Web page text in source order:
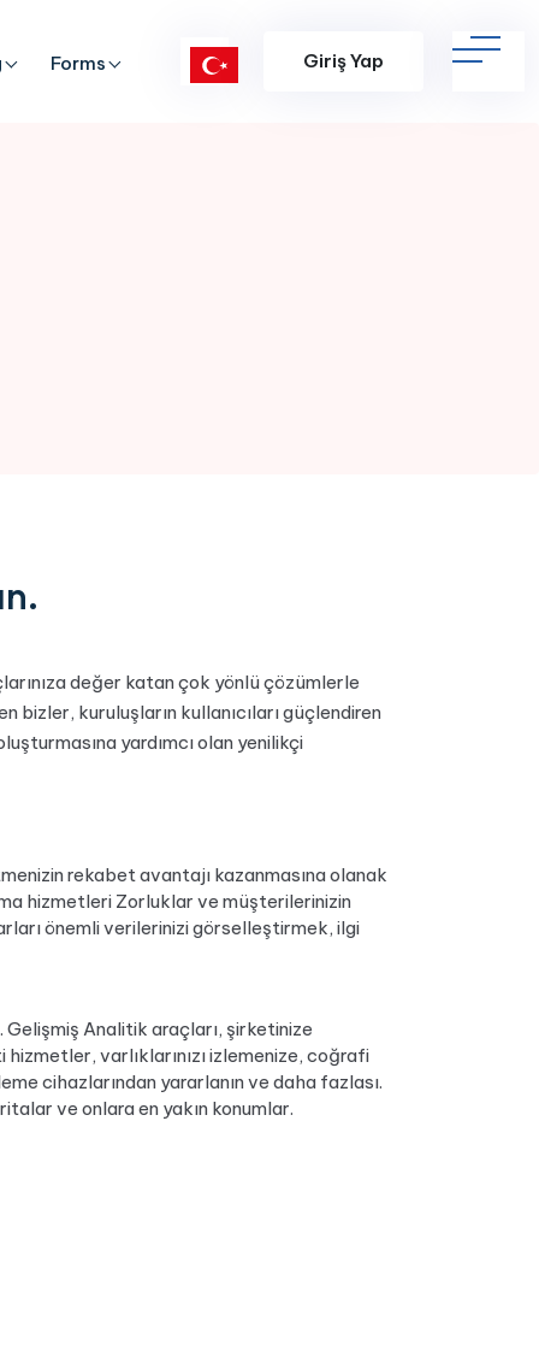
Forms Giriş Yap
değer katan çok yönlü çözümlerle
bizler, kuruluşların kullanıcıları güçlendiren
yardımcı olan yenilikçi
rekabet avantajı kazanmasına olanak
hizmetleri Zorluklar ve müşterilerinizin
önemli verilerinizi görselleştirmek, ilgi
Analitik araçları, şirketinize
varlıklarınızı izlemenize, coğrafi
cihazlarından yararlanın ve daha fazlası.
ve onlara en yakın konumlar.